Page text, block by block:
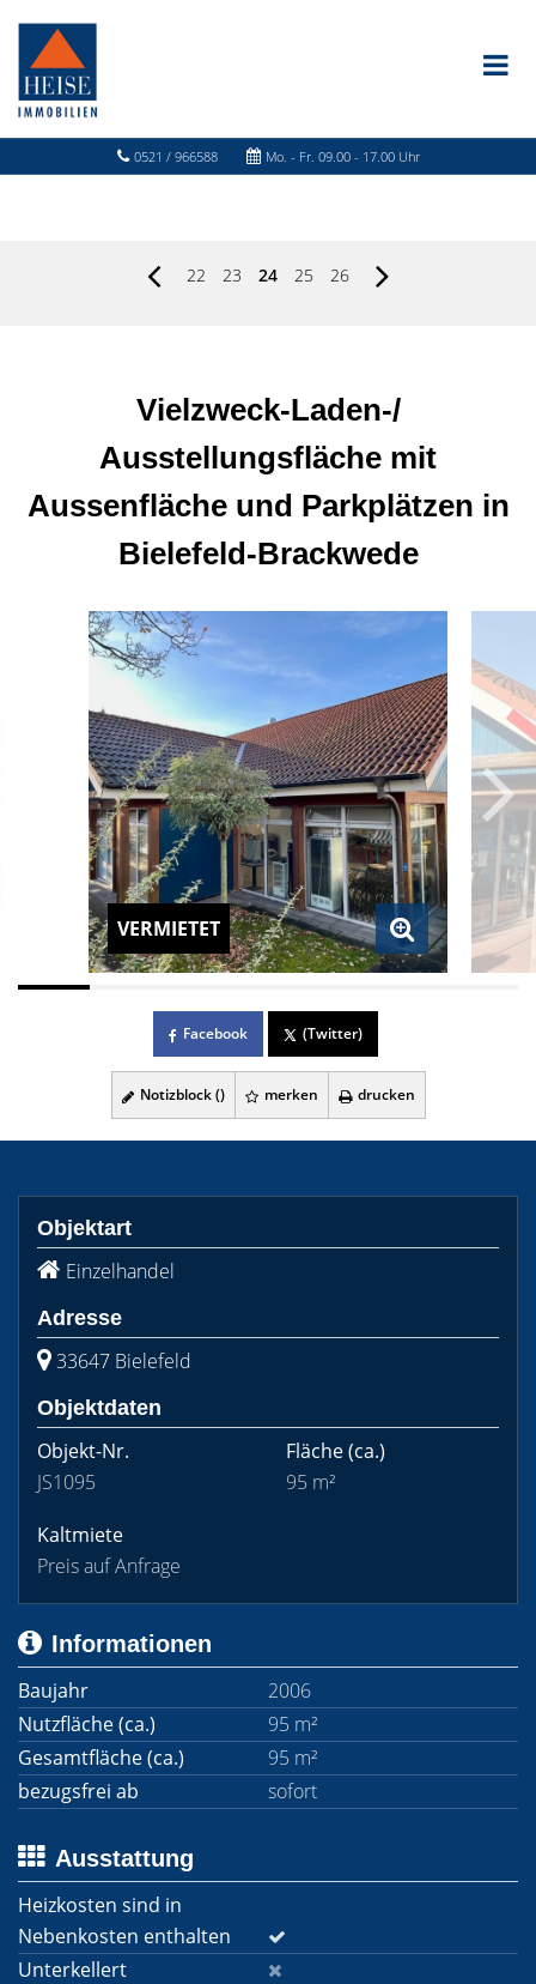
0521 / 966588 Mo. - Fr. 09.00 - 17.00 Uhr
22 23 24 25 26
Vielzweck-Laden-/
Ausstellungsfläche mit
Aussenfläche und Parkplätzen in
Bielefeld-Brackwede
VERMIETET
Facebook (Twitter)
Notizblock () merken drucken
Objektart
Einzelhandel
Adresse
33647 Bielefeld
Objektdaten
Objekt-Nr.
JS1095
Fläche(ca.)
95 m²
Kaltmiete
Preis auf Anfrage
Informationen
Baujahr
2006
Nutzfläche (ca.)
95 m²
Gesamtfläche (ca.)
95 m²
bezugsfrei ab
sofort
Ausstattung
Heizkosten sind in
Nebenkosten enthalten
Unterkellert